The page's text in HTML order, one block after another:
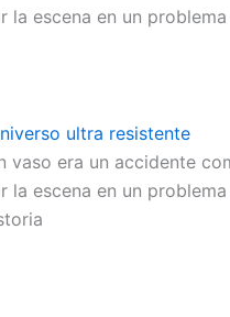
la escena en un
ultra resistente
vaso era un accidente
la escena en un